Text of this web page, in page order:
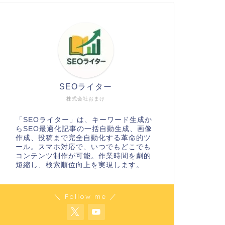
株式会社おまけ
SEOライター
「SEOライター」は、キーワード生成か
らSEO最適化記事の一括自動生成、画像
作成、投稿まで完全自動化する革命的ツ
ール。スマホ対応で、いつでもどこでも
コンテンツ制作が可能。作業時間を劇的
短縮し、検索順位向上を実現します。
＼ Follow me ／